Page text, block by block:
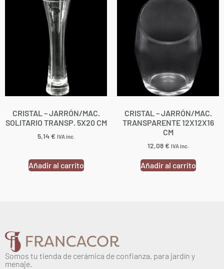
CRISTAL – JARRÓN/MAC.
SOLITARIO TRANSP. 5X20 CM
5,14€ IVA inc.
Añadir al carrito
CRISTAL – JARRÓN/MAC.
TRANSPARENTE 12X12X16
CM
12,08€ IVA inc.
Añadir al carrito
Somos tu tienda de cerámica de confianza, para jardín y
menaje.